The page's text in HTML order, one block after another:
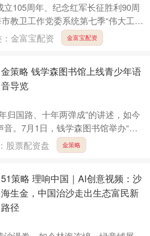
105周年、纪念红军长征胜利90周
教卫工作党委系统第七季“伟大工
，文教结合、教卫一体。 戏剧党课
金富宝配资 金富宝配资
金策略 钱学森图书馆上线青少年语
音导览
归国路、十年两弹成”的讲述，如今
。7月1日，钱学森图书馆举办“星
”育人实践展示活动，发布青少年
股票配资盘 金策略
51策略 理响中国｜AI创意视频：沙
海生金，中国治沙走出生态富民新
路径